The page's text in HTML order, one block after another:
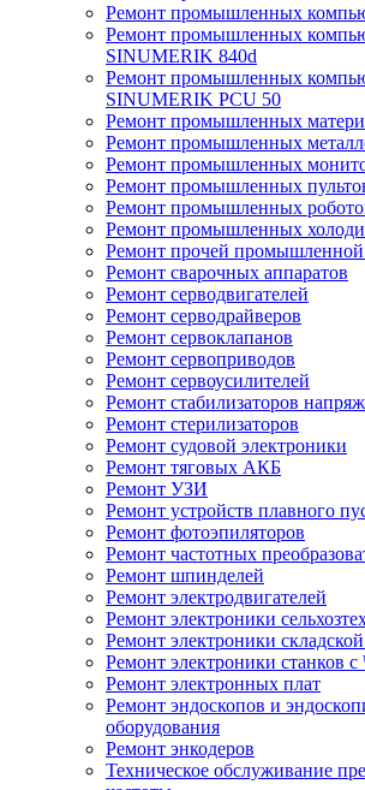
Ремонт промышленных
Ремонт промышленных
SINUMERIK 840d
Ремонт промышленных
SINUMERIK PCU 50
Ремонт промышленных
Ремонт промышленных
Ремонт промышленных
Ремонт промышленных
Ремонт промышленных
Ремонт промышленных
Ремонт прочей промышленной
Ремонт сварочных аппаратов
Ремонт серводвигателей
Ремонт серводрайверов
Ремонт сервоклапанов
Ремонт сервоприводов
Ремонт сервоусилителей
Ремонт стабилизаторов
Ремонт стерилизаторов
Ремонт судовой электроники
Ремонт тяговых АКБ
Ремонт УЗИ
Ремонт устройств плавного
Ремонт фотоэпиляторов
Ремонт частотных
Ремонт шпинделей
Ремонт электродвигателей
Ремонт электроники
Ремонт электроники
Ремонт электроники станков
Ремонт электронных плат
Ремонт эндоскопов и
оборудования
Ремонт энкодеров
Техническое обслуживание